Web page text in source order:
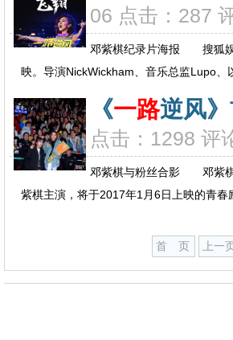
06 点击：287
邓紫棋纪录片海报 搜狐娱
映。导演NickWickham、音乐总监Lupo
《一路逆风
点击：1298 评
邓紫棋与粉丝合影 邓紫
紫棋主演，将于2017年1月6日上映的青
首 页 上一